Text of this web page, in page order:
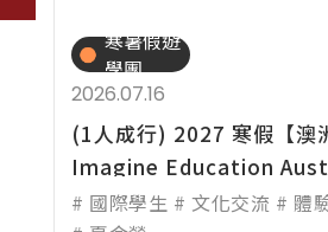
任意門 遊學團
寒暑假遊
學團
2026.07.16
(1人成行) 2027 寒假【澳
Imagine Education
國際學生 文化交流
體